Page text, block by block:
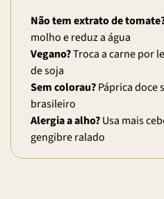
Não tem extrato de
molho e reduz a água
Vegano?Troca a carne por
de soja
Sem colorau?Páprica doce
brasileiro
Alergia a alho?Usa mais
gengibre ralado